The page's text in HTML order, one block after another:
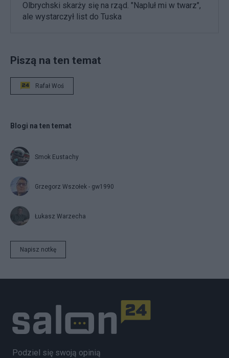
Olbrychski skarży się na rząd. "Napluł mi w twarz",
ale wystarczył list do Tuska
Piszą na ten temat
Rafał Woś
Blogi na ten temat
Smok Eustachy
Grzegorz Wszołek - gw1990
Łukasz Warzecha
Napisz notkę
Podziel się swoją opinią